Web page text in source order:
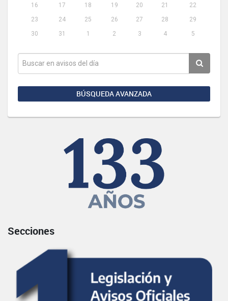
16
17 18 19 20 21
22
23
24 25 26 27 28
29
30
31 1 2 3 4 5
BÚSQUEDA AVANZADA
Secciones